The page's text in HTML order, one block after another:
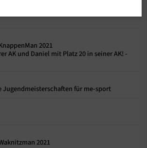
2021
AK und Daniel mit Platz 20 in seiner AK! -
Jugendmeisterschaften für me-sport
2021